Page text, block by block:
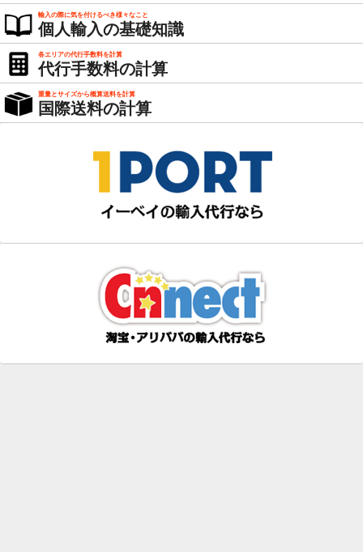
輸入の際に気を付けるべき様々なこと
個人輸入の基礎知識
各エリアの代行手数料を計算
代行手数料の計算
重量とサイズから概算送料を計算
国際送料の計算